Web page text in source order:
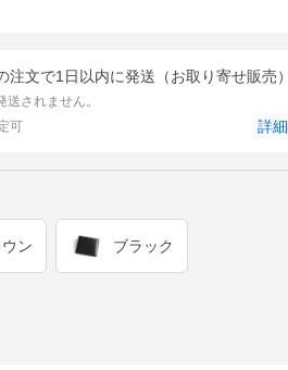
注文で1日以内に発送（お取り寄せ販売）
されません。
可
詳
ン ブラック